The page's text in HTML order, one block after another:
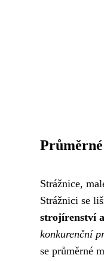
Strážnice,
Strážnici se
strojírenství
konkurenční
se průměrné